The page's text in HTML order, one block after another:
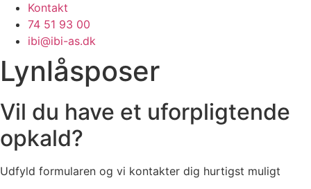
Kontakt
74 51 93 00
ibi@ibi-as.dk
Lynlåsposer
Vil du have et uforpligtende
opkald?
Udfyld formularen og vi kontakter dig hurtigst muligt